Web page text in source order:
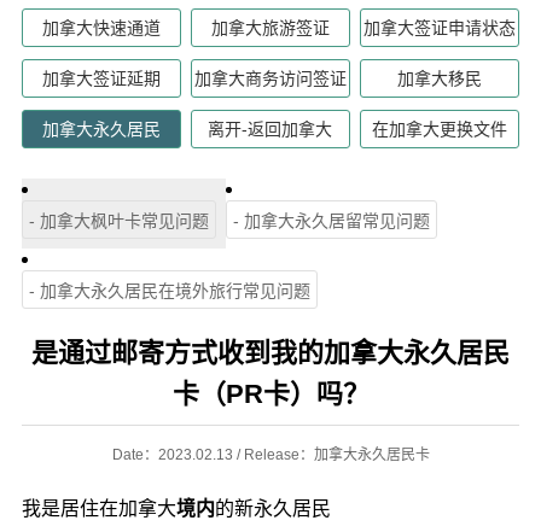
加拿大快速通道 加拿大旅游签证 加拿大签证申请状态
加拿大签证延期 加拿大商务访问签证 加拿大移民
加拿大永久居民 离开-返回加拿大 在加拿大更换文件
- 加拿大枫叶卡常见问题 - 加拿大永久居留常见问题
- 加拿大永久居民在境外旅行常见问题
是通过邮寄方式收到我的加拿大永久居民
卡（PR卡）吗？
Date：2023.02.13 / Release：加拿大永久居民卡
我是居住在加拿大境内的新永久居民